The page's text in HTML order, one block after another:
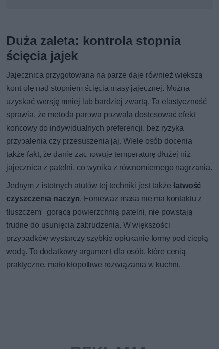
Duża zaleta: kontrola stopnia
ścięcia jajek
Jajecznica przygotowana na parze daje również większą
kontrolę nad stopniem ścięcia masy jajecznej. Można
uzyskać wersję mniej lub bardziej zwartą. Ta elastyczność
sprawia, że metoda parowa pozwala dostosować efekt
końcowy do indywidualnych preferencji, bez ryzyka
przypalenia czy przesuszenia jaj. Wiele osób docenia
także fakt, że danie zachowuje temperaturę dłużej niż
jajecznica z patelni, co wynika z równomiernego nagrzania.
Jednym z istotnych atutów tej techniki jest takżełatwość
czyszczenia naczyń. Ponieważ masa nie ma kontaktu z
tłuszczem i gorącą powierzchnią patelni, nie powstają
trudne do usunięcia zabrudzenia. W większości
przypadków wystarczy szybkie opłukanie formy pod ciepłą
wodą. To dodatkowy argument dla osób, które cenią
praktyczne, mało kłopotliwe rozwiązania w kuchni.